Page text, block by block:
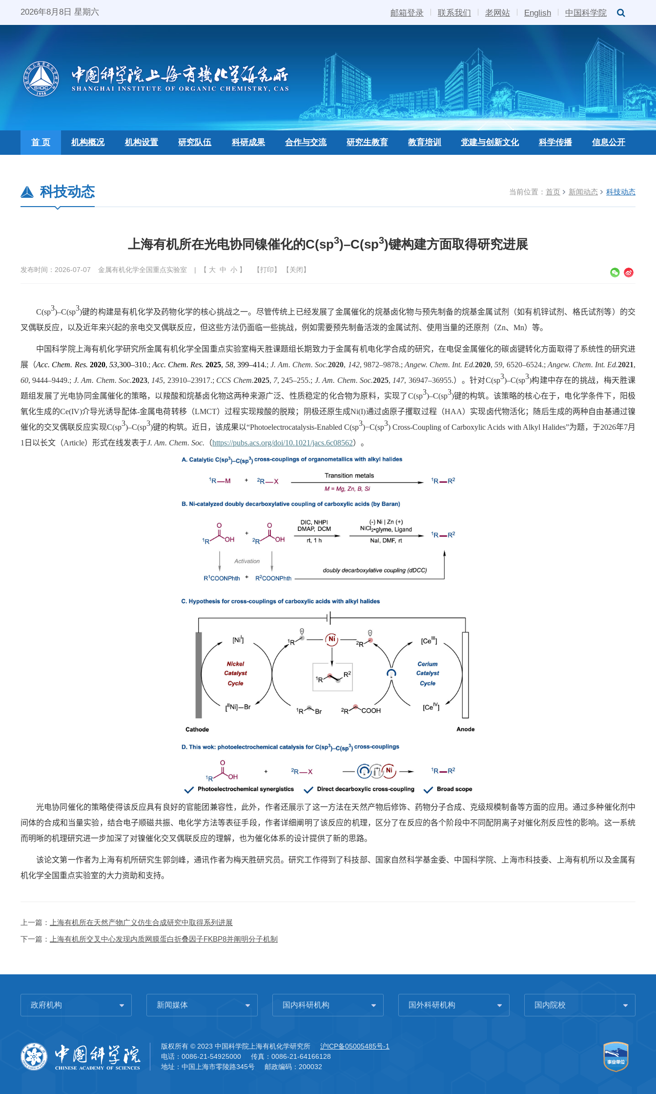
2026年8月8日 星期六 邮箱登录 联系我们 老网站 English 中国科学院
首 页 机构概况 机构设置 研究队伍 科研成果 合作与交流 研究生教育 教育培训 党建与创新文化 科学传播 信息公开
当前位置： 首页 新闻动态 科技动态
科技动态
上海有机所在光电协同镍催化的C(sp3)–C(sp3)键构建方面取得研究进展
发布时间：2026-07-07 金属有机化学全国重点实验室 | 【 大 中 小 】 【打印】 【关闭】
C(sp3)–C(sp3)键的构建是有机化学及药物化学的核心挑战之一。尽管传统上已经发展了金属催化的烷基卤化物与预先制备的烷基金属试剂（如有机锌试剂、格氏试剂等）的交
叉偶联反应，以及近年来兴起的亲电交叉偶联反应，但这些方法仍面临一些挑战，例如需要预先制备活泼的金属试剂、使用当量的还原剂（Zn、 Mn）等。
中国科学院上海有机化学研究所金属有机化学全国重点实验室梅天胜课题组长期致力于金属有机电化学合成的研究，在电促金属催化的碳卤键转化方面取得了系统性的研究进
展（Acc. Chem. Res. 2020, 53,300–310.;Acc. Chem. Res.2025, 58, 399–414.; J. Am. Chem. Soc.2020, 142, 9872–9878.; Angew. Chem. Int. Ed.2020,59, 6520–6524.; Angew. Chem. Int. Ed.2021,
60, 9444–9449.; J. Am. Chem. Soc.2023, 145, 23910–23917.; CCS Chem.2025, 7, 245–255.; J. Am. Chem. Soc.2025, 147, 36947–36955.）。针对C(sp3)–C(sp3)构建中存在的挑战，梅天胜课
题组发展了光电协同金属催化的策略，以羧酸和烷基卤化物这两种来源广泛、性质稳定的化合物为原料，实现了C(sp3)–C(sp3)键的构筑。该策略的核心在于，电化学条件下，阳极
氧化生成的Ce(IV)介导光诱导配体-金属电荷转移（LMCT）过程实现羧酸的脱羧；阴极还原生成Ni(I)通过卤原子攫取过程（HAA）实现卤代物活化；随后生成的两种自由基通过镍
催化的交叉偶联反应实现C(sp3)–C(sp3)键的构筑。近日，该成果以“Photoelectrocatalysis-Enabled C(sp3)−C(sp3) Cross-Coupling of Carboxylic Acids with Alkyl Halides”为题，于2026年7月
1 日以长文（Article）形式在线发表于J. Am. Chem. Soc. （https://pubs.acs.org/doi/10.1021/jacs.6c08562） 。
光电协同催化的策略使得该反应具有良好的官能团兼容性，此外，作者还展示了这一方法在天然产物后修饰、药物分子合成、克级规模制备等方面的应用。通过多种催化剂中
间体的合成和当量实验，结合电子顺磁共振、电化学方法等表征手段，作者详细阐明了该反应的机理，区分了在反应的各个阶段中不同配阴离子对催化剂反应性的影响。这一系统
而明晰的机理研究进一步加深了对镍催化交叉偶联反应的理解，也为催化体系的设计提供了新的思路。
该论文第一作者为上海有机所研究生郭剑峰，通讯作者为梅天胜研究员。研究工作得到了科技部、国家自然科学基金委、中国科学院、上海市科技委、上海有机所以及金属有
机化学全国重点实验室的大力资助和支持。
上一篇：
上海有机所在天然产物广义仿生合成研究中取得系列进展
下一篇：
上海有机所交叉中心发现内质网膜蛋白折叠因子FKBP8并阐明分子机制
政府机构 新闻媒体 国内科研机构 国外科研机构 国内院校
版权所有 © 2023 中国科学院上海有机化学研究所
沪ICP备05005485号-1
电话：0086-21-54925000
传真：0086-21-64166128
地址：中国上海市零陵路345号
邮政编码：200032